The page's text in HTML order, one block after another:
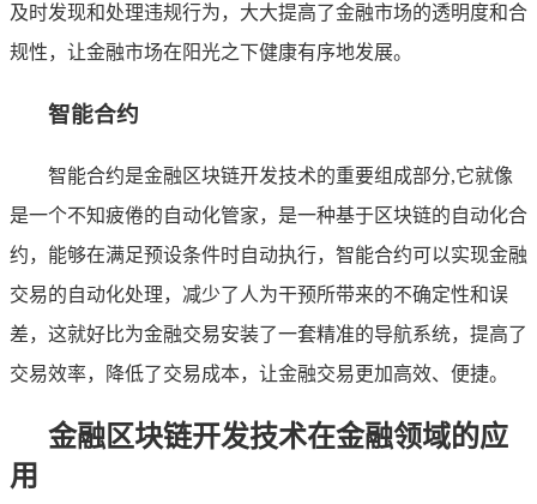
及时发现和处理违规行为，大大提高了金融市场的透明度和合
规性，让金融市场在阳光之下健康有序地发展。
智能合约
智能合约是金融区块链开发技术的重要组成部分,它就像
是一个不知疲倦的自动化管家，是一种基于区块链的自动化合
约，能够在满足预设条件时自动执行，智能合约可以实现金融
交易的自动化处理，减少了人为干预所带来的不确定性和误
差，这就好比为金融交易安装了一套精准的导航系统，提高了
交易效率，降低了交易成本，让金融交易更加高效、便捷。
金融区块链开发技术在金融领域的应
用